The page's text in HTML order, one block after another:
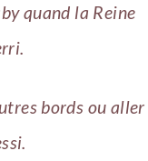
quand la Reine
bords ou aller